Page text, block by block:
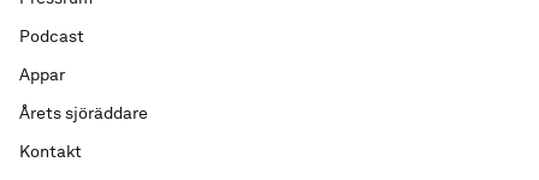
Podcast
Appar
Årets sjöräddare
Kontakt